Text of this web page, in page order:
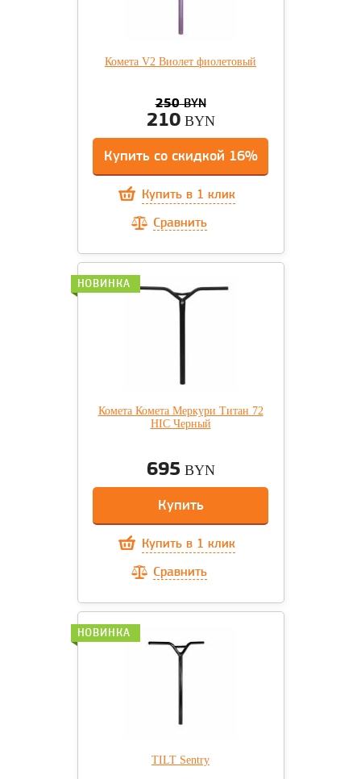
Комета V2 Виолет фиолетовый
250BYN
210BYN
Купить со скидкой 16%
Купить в 1 клик
Сравнить
Комета Комета Меркури Титан 72
HIC Черный
695 BYN
Купить
Купить в 1 клик
Сравнить
НОВИНКА
TILT Sentry
НОВИНКА